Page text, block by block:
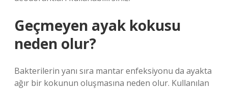
Geçmeyen ayak kokusu
neden olur?
Bakterilerin yanı sıra mantar enfeksiyonu da ayakta
ağır bir kokunun oluşmasına neden olur. Kullanılan